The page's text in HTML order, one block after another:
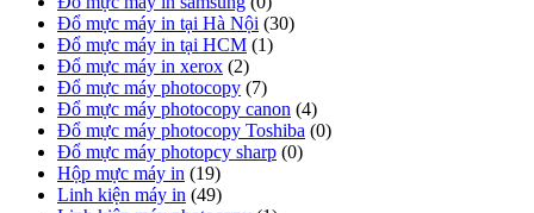
Đổ mực máy in tại Hà Nội (30)
Đổ mực máy in tại HCM (1)
Đổ mực máy in xerox (2)
Đổ mực máy photocopy (7)
Đổ mực máy photocopy canon (4)
Đổ mực máy photocopy Toshiba (0)
Đổ mực máy photopcy sharp (0)
Hộp mực máy in (19)
Linh kiện máy in (49)